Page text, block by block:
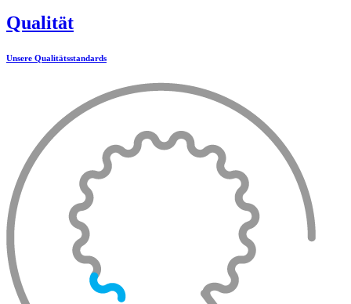
Qualität
Unsere Qualitätsstandards